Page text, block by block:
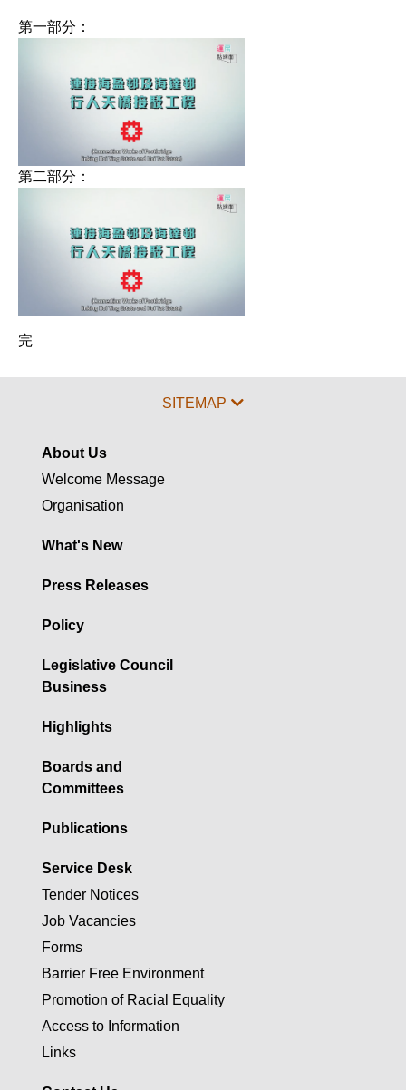
第一部分：
第二部分：
完
SITEMAP
About Us
Welcome Message
Organisation
What's New
Press Releases
Policy
Legislative Council
Business
Highlights
Boards and
Committees
Publications
Service Desk
Tender Notices
Job Vacancies
Forms
Barrier Free Environment
Promotion of Racial Equality
Access to Information
Links